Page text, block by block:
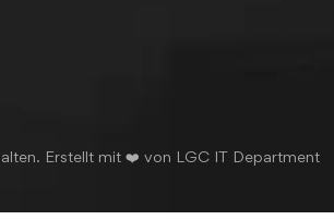
Erstellt mit ❤️ von LGC IT Department